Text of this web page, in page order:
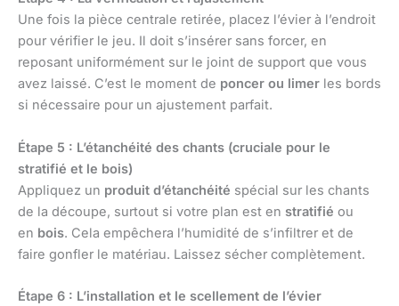
Une fois la pièce centrale retirée, placez l’évier à l’endroit
pour vérifier le jeu. Il doit s’insérer sans forcer, en
reposant uniformément sur le joint de support que vous
avez laissé. C’est le moment de poncer ou limer les bords
si nécessaire pour un ajustement parfait.
Étape 5 : L’étanchéité des chants (cruciale pour le
stratifié et le bois)
Appliquez un produit d’étanchéité spécial sur les chants
de la découpe, surtout si votre plan est en stratifié ou
en bois. Cela empêchera l’humidité de s’infiltrer et de
faire gonfler le matériau. Laissez sécher complètement.
Étape 6 : L’installation et le scellement de l’évier